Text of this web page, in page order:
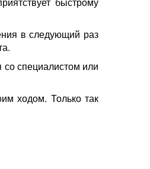
в следующий раз
со специалистом или
ходом. Только так